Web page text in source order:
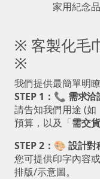
家用紀念品
※ 客製化毛
※
我們提供最簡單明
STEP 1：📞 需求洽
請告知我們用途 (如
預算，以及「需交
STEP 2：🎨 設計對
您可提供印字內容
排版/示意圖。